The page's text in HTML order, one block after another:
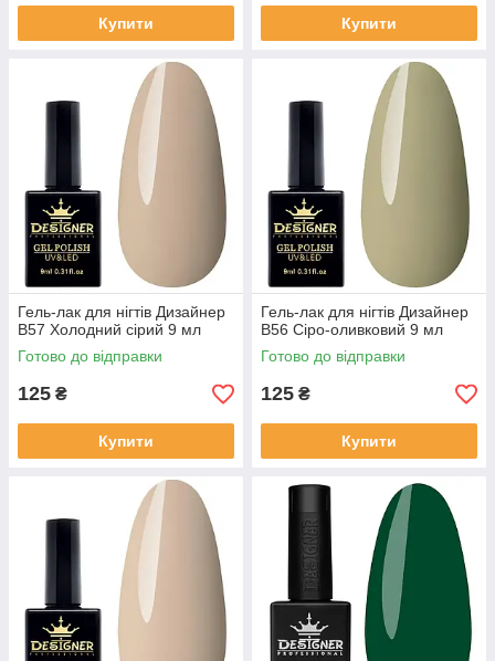
Купити Купити
Гель-лак для нігтів Дизайнер
B57 Холодний сірий 9 мл
Готово до відправки
125 ₴
Купити
Гель-лак для нігтів Дизайнер
B56 Сіро-оливковий 9 мл
Готово до відправки
125 ₴
Купити